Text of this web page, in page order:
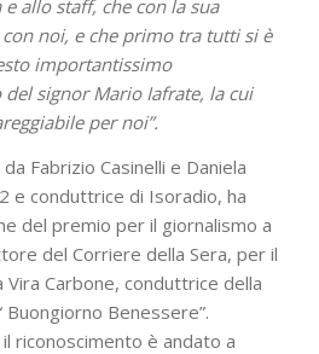
allo staff, che con la sua
noi, e che primo tra tutti si è
importantissimo
signor Mario Iafrate, la cui
per noi”.
Fabrizio Casinelli e Daniela
e conduttrice di Isoradio, ha
del premio per il giornalismo a
del Corriere della Sera, per il
Carbone, conduttrice della
Benessere”.
riconoscimento è andato a